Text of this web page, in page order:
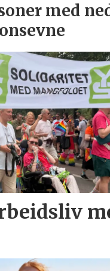
med